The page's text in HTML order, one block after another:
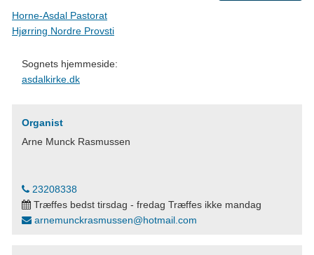
Horne-Asdal Pastorat
Hjørring Nordre Provsti
Sognets hjemmeside:
asdalkirke.dk
Organist
Arne Munck Rasmussen
23208338
Træffes bedst tirsdag - fredag Træffes ikke mandag
arnemunckrasmussen@hotmail.com